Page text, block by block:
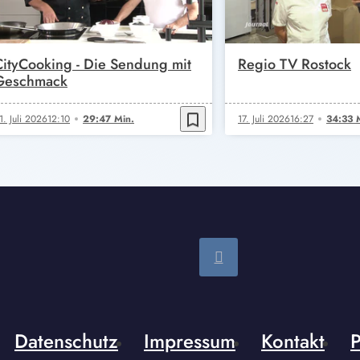
- Die Sendung mit
Juli 202612:10 29:47 Min. bookmark_border
Regio TV Rostock
17. Juli 202616:27 34:33
Datenschutz Impressum Kontakt